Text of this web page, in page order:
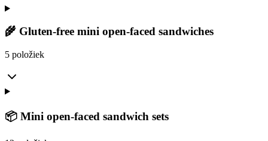
🌾 Gluten-free mini open-faced sandwiches
5 položiek
📦 Mini open-faced sandwich sets